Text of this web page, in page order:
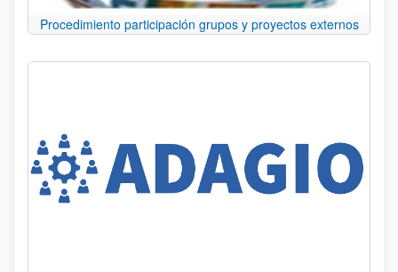
Procedimiento participación grupos y proyectos externos